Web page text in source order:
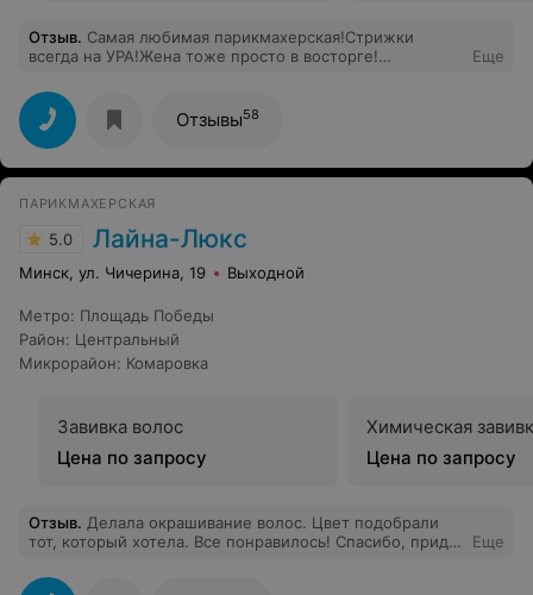
Отзыв. Самая любимая парикмахерская!Стрижки
всегда на УРА!Жена тоже просто в восторге!
положительный и важный фактор это администраторы,
которые всегда тебе напомнять о записи,
приветливые, всегда улыбаються и тем самым
поднимают настроение.Огромная благодарность
моему парикмахеру Марии
Еще
Отзывы58
ПАРИКМАХЕРСКАЯ
5.0 Лайна-Люкс
Минск, ул. Чичерина, 19 Выходной
Метро: Площадь Победы
Район: Центральный
Микрорайон: Комаровка
Завивка волос
Цена по запросу
Химическая
Цена по запросу
Отзыв. Делала окрашивание волос. Цвет подобрали
тот, который хотела. Все понравилось! Спасибо, приду
Еще